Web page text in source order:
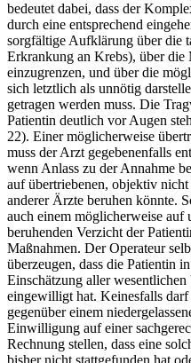
bedeutet dabei, dass der
durch eine entsprechend
sorgfältige Aufklärung über die
Erkrankung an Krebs), über die
einzugrenzen, und über die
sich letztlich als unnötig
getragen werden muss. Die
Patientin deutlich vor Augen
22). Einer möglicherweise
muss der Arzt gegebenenfalls
wenn Anlass zu der Annahme
auf übertriebenen, objektiv
anderer Ärzte beruhen könnte.
auch einem möglicherweise auf
beruhenden Verzicht der
Maßnahmen. Der Operateur
überzeugen, dass die Patientin
Einschätzung aller
eingewilligt hat. Keinesfalls darf
gegenüber einem
Einwilligung auf einer
Rechnung stellen, dass eine
bisher nicht stattgefunden hat